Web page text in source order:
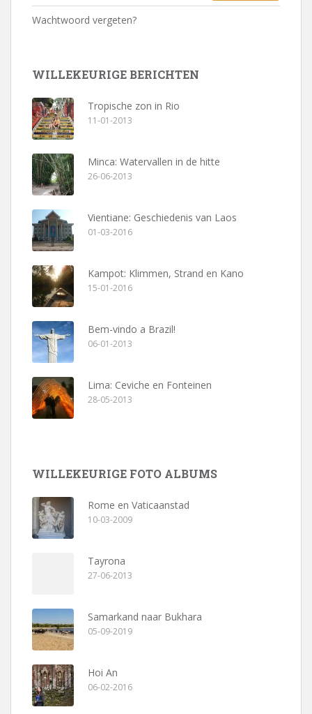
Wachtwoord vergeten?
WILLEKEURIGE BERICHTEN
Tropische zon in Rio
11-01-2013
Minca: Watervallen in de hitte
26-06-2013
Vientiane: Geschiedenis van Laos
01-03-2016
Kampot: Klimmen, Strand en Kano
15-01-2016
Bem-vindo a Brazil!
06-01-2013
Lima: Ceviche en Fonteinen
28-05-2013
WILLEKEURIGE FOTO ALBUMS
Rome en Vaticaanstad
10-03-2009
Tayrona
27-06-2013
Samarkand naar Bukhara
05-09-2019
Hoi An
06-02-2016